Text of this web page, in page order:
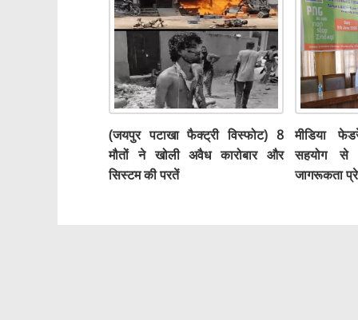
(जयपुर पटाखा फैक्ट्री विस्फोट) 8
मौतों ने खोली अवैध कारोबार और
सिस्टम की परतें
मीडिया
सहयोग से
जागरूकता